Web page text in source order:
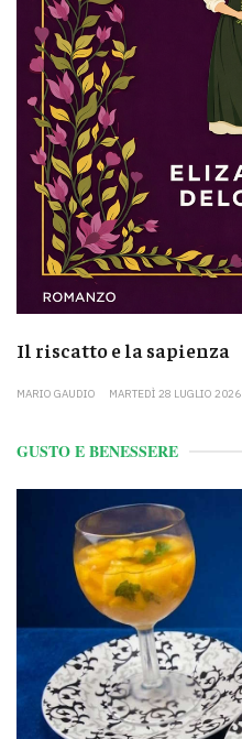
Il riscatto e la sapienza
MARIO GAUDIO MARTEDÌ 28 LUGLIO 2026
GUSTO E BENESSERE